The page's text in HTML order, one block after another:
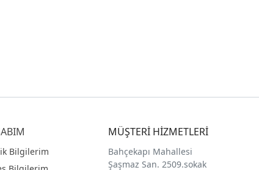
Bilgilerim
MÜŞTERİ HİZMETLERİ
Bahçekapı Mahallesi
Şaşmaz San. 2509.sokak